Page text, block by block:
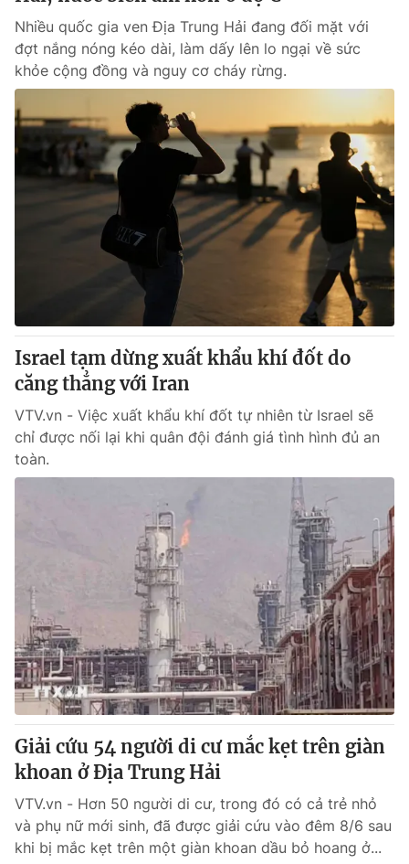
Nhiều quốc gia ven Địa Trung Hải đang đối mặt với
đợt nắng nóng kéo dài, làm dấy lên lo ngại về sức
khỏe cộng đồng và nguy cơ cháy rừng.
Israel tạm dừng xuất khẩu khí đốt do
căng thẳng với Iran
VTV.vn - Việc xuất khẩu khí đốt tự nhiên từ Israel sẽ
chỉ được nối lại khi quân đội đánh giá tình hình đủ an
toàn.
Giải cứu 54 người di cư mắc kẹt trên giàn
khoan ở Địa Trung Hải
VTV.vn - Hơn 50 người di cư, trong đó có cả trẻ nhỏ
và phụ nữ mới sinh, đã được giải cứu vào đêm 8/6 sau
khi bị mắc kẹt trên một giàn khoan dầu bỏ hoang ở...